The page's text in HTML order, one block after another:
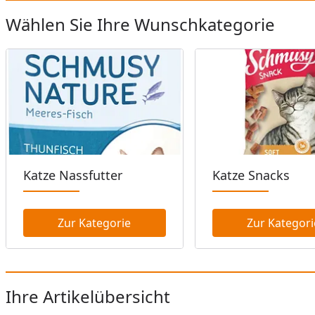
Wählen Sie Ihre Wunschkategorie
Katze Nassfutter
Zur Kategorie
Katze Snacks
Zur
Ihre Artikelübersicht